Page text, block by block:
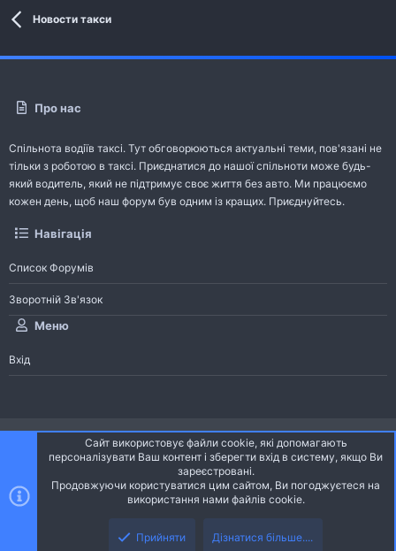
Новости такси
Про нас
Спільнота водіїв таксі. Тут обговорюються актуальні теми, пов'язані не
тільки з роботою в таксі. Приєднатися до нашої спільноти може будь-
який водитель, який не підтримує своє життя без авто. Ми працюємо
кожен день, щоб наш форум був одним із кращих. Приєднуйтесь.
Навігація
Список Форумів
Зворотній Зв'язок
Меню
Вхід
Ніч
Українська (UA)
Community platform by XenForo® © 2010-2026 XenForo Ltd.
Community platform by XenForo © 2010-2022 XenForo Ltd. | dev: Pages
Сайт використовує файли cookie, які допомагають
персоналізувати Ваш контент і зберегти вхід в систему, якщо Ви
зареєстровані.
Продовжуючи користуватися цим сайтом, Ви погоджуєтеся на
використання нами файлів cookie.
Прийняти Дізнатися більше....